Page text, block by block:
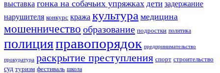
выставка гонка на собачьих упряжках дети задержание
нарушителя конкурс кража культура медицина
мошенничество образование подростки политика
полицияправопорядок предпринимательство
прокуратура раскрытие преступления спорт строительство
суд туризм фестиваль школа